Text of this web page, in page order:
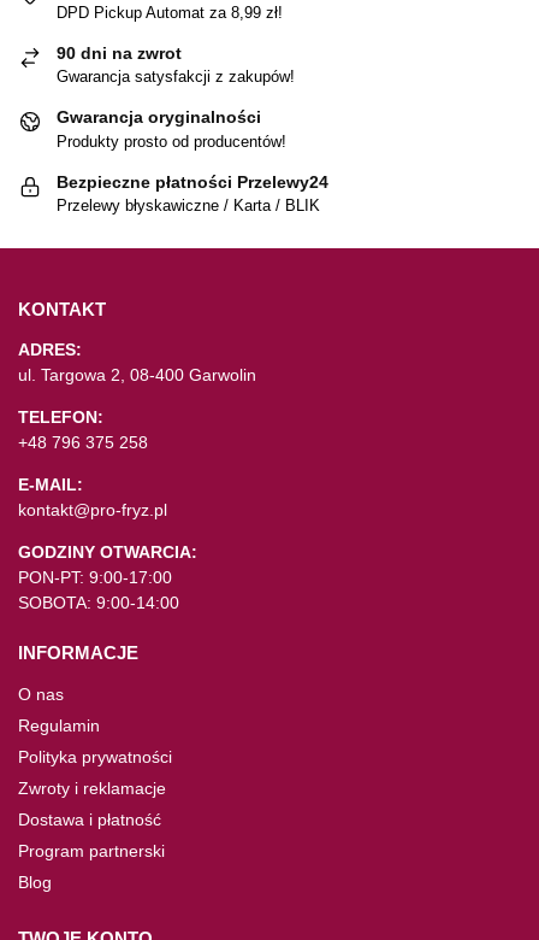
DPD Pickup Automat za 8,99 zł!
90 dni na zwrot
Gwarancja satysfakcji z zakupów!
Gwarancja oryginalności
Produkty prosto od producentów!
Bezpieczne płatności Przelewy24
Przelewy błyskawiczne / Karta / BLIK
KONTAKT
ADRES:
ul. Targowa 2, 08-400 Garwolin
TELEFON:
+48 796 375 258
E-MAIL:
kontakt@pro-fryz.pl
GODZINY OTWARCIA:
PON-PT: 9:00-17:00
SOBOTA: 9:00-14:00
INFORMACJE
O nas
Regulamin
Polityka prywatności
Zwroty i reklamacje
Dostawa i płatność
Program partnerski
Blog